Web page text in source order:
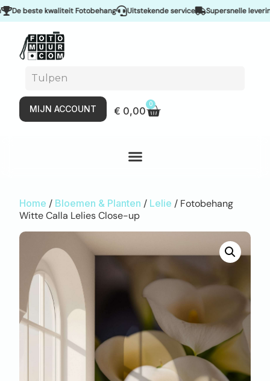
beste kwaliteit Fotobehang Uitstekende service Supersnelle levering &
MIJN ACCOUNT € 0,00
0
Home / Bloemen & Planten / Lelie / Fotobehang
Witte Calla Lelies Close-up